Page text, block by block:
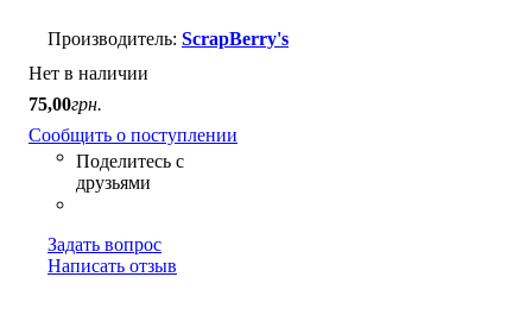
ScrapBerry's
Нет в наличии
75,00грн.
Сообщить о поступлении
Задать вопрос
Написать отзыв